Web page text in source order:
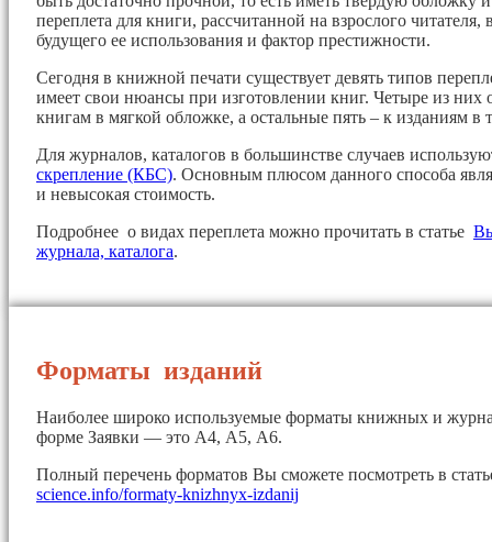
переплета для книги, рассчитанной на взрослого читателя,
будущего ее использования и фактор престижности.
Сегодня в книжной печати существует девять типов
имеет свои нюансы при изготовлении книг. Четыре из них
книгам в мягкой обложке, а остальные пять – к изданиям в
Для журналов, каталогов в большинстве случаев
скрепление (КБС). Основным плюсом данного способа
и невысокая стоимость.
Подробнее о видах переплета можно прочитать в статье
журнала, каталога.
Форматы изданий
Наиболее широко используемые форматы книжных и
форме Заявки — это А4, А5, А6.
Полный перечень форматов Вы сможете посмотреть в
science.info/formaty-knizhnyx-izdanij